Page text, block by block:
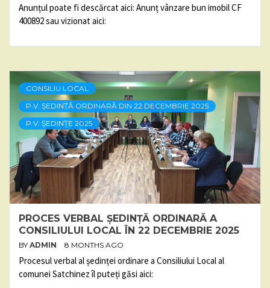
Anunțul poate fi descărcat aici: Anunț vânzare bun imobil CF
400892 sau vizionat aici:
CONSILIU LOCAL
P.V. ȘEDINȚĂ ORDINARĂ DIN 22 DECEMBRIE 2025
P.V. ȘEDINȚE 2025
PROCES VERBAL ȘEDINȚĂ ORDINARĂ A
CONSILIULUI LOCAL ÎN 22 DECEMBRIE 2025
BY ADMIN 8 MONTHS AGO
Procesul verbal al ședinței ordinare a Consiliului Local al
comunei Satchinez îl puteți găsi aici: